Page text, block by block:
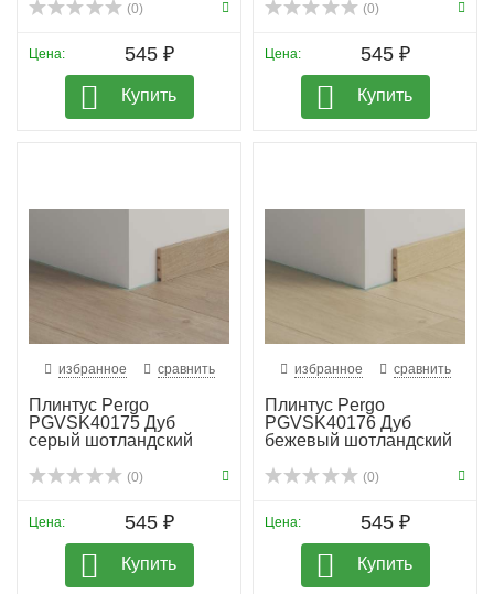
(0)
Цена: 545 ₽
Купить
(0)
Цена: 545 ₽
Купить
избранное сравнить
Плинтус Pergo
PGVSK40175 Дуб
серый шотландский
(0)
Цена: 545 ₽
Купить
избранное сравнить
Плинтус Pergo
PGVSK40176 Дуб
бежевый шотландский
(0)
Цена: 545 ₽
Купить